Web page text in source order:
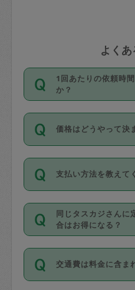
よく
1回あたりの依頼時
か？
依頼1回につき3時
超えて依頼したい
利用ください。機
の上事前申請する
お、3時間を下回
いません。
価格はどうやって決
11種類の価格帯の
身が価格を選んで
タスカジさんの価
があり、レビュー
値、などで除々に
がっていく仕組み
支払い方法を教えて
お支払方法はクレ
Master／JCB／
Diners Club）の
を行う際にご入力
ル登録時にはご入
同じタスカジさんに
合はお得になる？
依頼には「スポッ
隔週）」があり、
ポット」よりお得
交通費は料金に含ま